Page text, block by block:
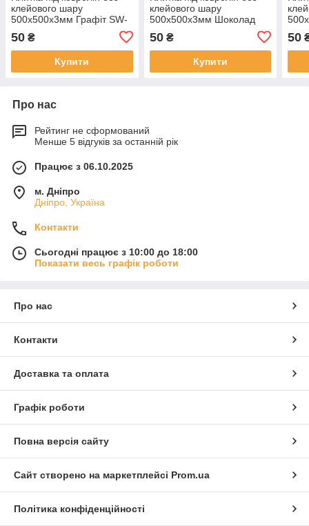
клейового шару
500х500х3мм Графіт SW-
50 ₴
Купити
клейового шару
500х500х3мм Шоколад
50₴
Купити
50
Про нас
Рейтинг не сформований
Менше 5 відгуків за останній рік
Працює з 06.10.2025
м. Дніпро
Дніпро, Україна
Контакти
Сьогодні працює з 10:00 до 18:00
Показати весь графік роботи
Про нас
Контакти
Доставка та оплата
Графік роботи
Повна версія сайту
Сайт створено на маркетплейсі Prom.ua
Політика конфіденційності